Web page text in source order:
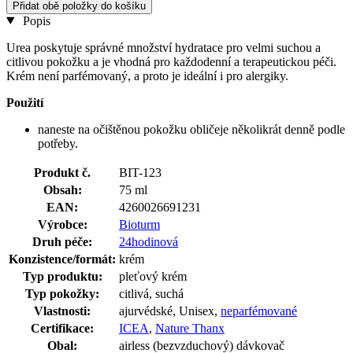
Přidat obě položky do košíku
Popis
Urea poskytuje správné množství hydratace pro velmi suchou a
citlivou pokožku a je vhodná pro každodenní a terapeutickou péči.
Krém není parfémovaný, a proto je ideální i pro alergiky.
Použití
naneste na očištěnou pokožku obličeje několikrát denně podle
potřeby.
Produkt č.
BIT-123
Obsah:
75 ml
EAN:
4260026691231
Výrobce:
Bioturm
Druh péče:
24hodinová
Konzistence/formát: krém
Typ produktu:
pleťový krém
Typ pokožky:
citlivá, suchá
Vlastnosti:
ajurvédské, Unisex, neparfémované
Certifikace:
ICEA, Nature Thanx
Obal:
airless (bezvzduchový) dávkovač